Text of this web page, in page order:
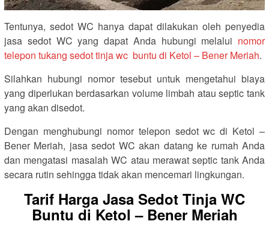
Tentunya, sedot WC hanya dapat dilakukan oleh penyedia
jasa sedot WC yang dapat Anda hubungi melalui nomor
telepon tukang sedot tinja wc buntu di Ketol – Bener Meriah.
Silahkan hubungi nomor tesebut untuk mengetahui biaya
yang diperlukan berdasarkan volume limbah atau septic tank
yang akan disedot.
Dengan menghubungi nomor telepon sedot wc di Ketol –
Bener Meriah, jasa sedot WC akan datang ke rumah Anda
dan mengatasi masalah WC atau merawat septic tank Anda
secara rutin sehingga tidak akan mencemari lingkungan.
Tarif Harga Jasa Sedot Tinja WC
Buntu di Ketol – Bener Meriah